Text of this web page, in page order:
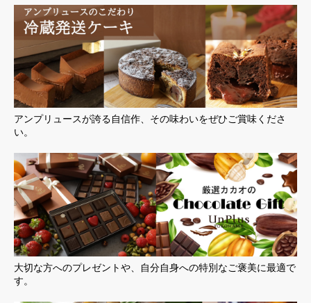
アンプリュースが誇る自信作、その味わいをぜひご賞味くださ
い。
大切な方へのプレゼントや、自分自身への特別なご褒美に最適で
す。